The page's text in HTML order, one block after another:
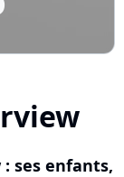
ses enfants,